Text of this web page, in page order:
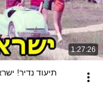
1:27:26
תיעוד נדיר!